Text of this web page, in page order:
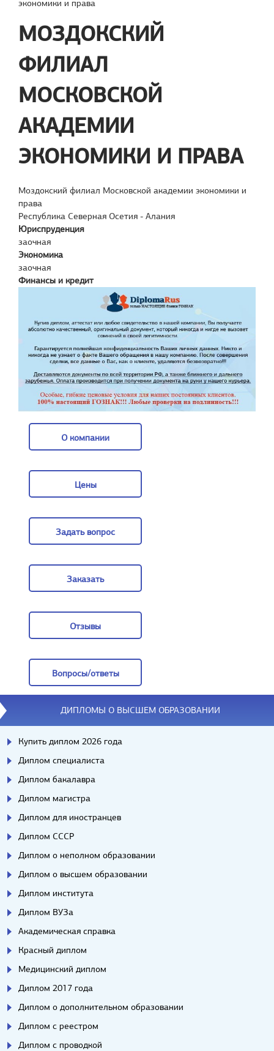
экономики и права
МОЗДОКСКИЙ
ФИЛИАЛ
МОСКОВСКОЙ
АКАДЕМИИ
ЭКОНОМИКИ И ПРАВА
Моздокский филиал Московской академии экономики и
права
Республика Северная Осетия - Алания
Юриспруденция
заочная
Экономика
заочная
Финансы и кредит
О компании
Цены
Задать вопрос
Заказать
Отзывы
Вопросы/ответы
Вопросы/ответы
ДИПЛОМЫ О ВЫСШЕМ ОБРАЗОВАНИИ
Купить диплом 2026 года
Диплом специалиста
Диплом бакалавра
Диплом магистра
Диплом для иностранцев
Диплом СССР
Диплом о неполном образовании
Диплом о высшем образовании
Диплом института
Диплом ВУЗа
Академическая справка
Красный диплом
Медицинский диплом
Диплом 2017 года
Диплом о дополнительном образовании
Диплом с реестром
Диплом с проводкой